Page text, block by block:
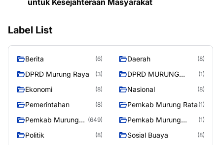
untuk Kesejahteraan Masyarakat
Label List
Berita (6) Daerah (8)
DPRD Murung Raya (3)
DPRD MURUNG
(1)
Ekonomi (8) Nasional (8)
Pemerintahan (8) Pemkab Murung Rata (1)
Pemkab Murung
(649)
Pemkab Murung
(1)
Politik (8) Sosial Buaya (8)